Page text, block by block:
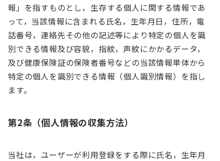
報」を指すものとし，生存する個人に関する情報であ
って，当該情報に含まれる氏名，生年月日，住所，電
話番号，連絡先その他の記述等により特定の個人を識
別できる情報及び容貌，指紋，声紋にかかるデータ，
及び健康保険証の保険者番号などの当該情報単体から
特定の個人を識別できる情報（個人識別情報）を指し
ます。
第2条（個人情報の収集方法）
当社は，ユーザーが利用登録をする際に氏名，生年月